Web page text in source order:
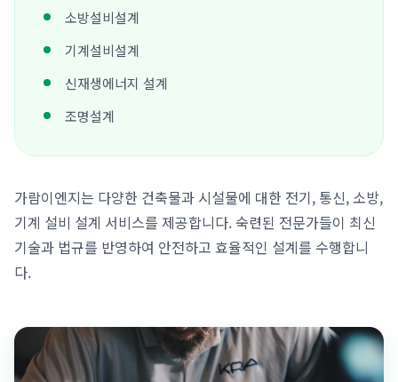
소방설비설계
기계설비설계
신재생에너지 설계
조명설계
가람이엔지는 다양한 건축물과 시설물에 대한 전기, 통신, 소방,
기계 설비 설계 서비스를 제공합니다. 숙련된 전문가들이 최신
기술과 법규를 반영하여 안전하고 효율적인 설계를 수행합니
다.